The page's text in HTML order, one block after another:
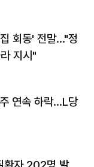
회동' 전말…"정
지시"
연속 하락…L당